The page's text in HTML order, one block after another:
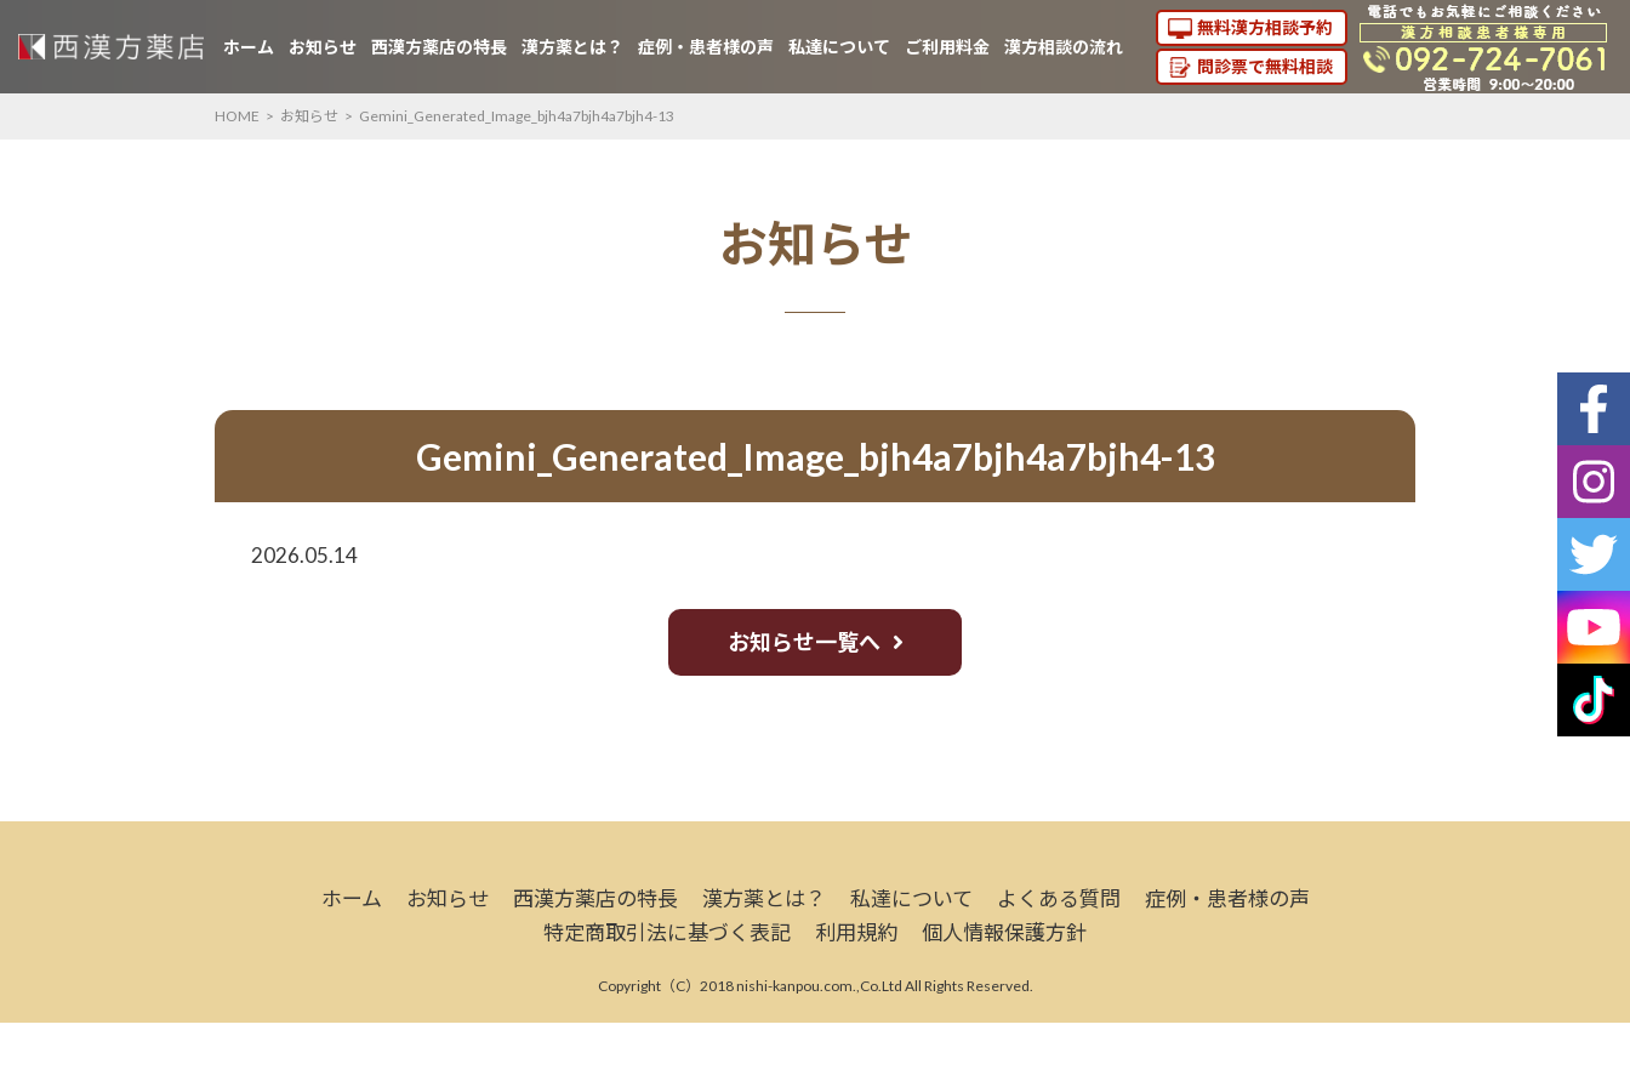
ホーム お知らせ 西漢方薬店の特長 漢方薬とは？ 症例・患者様の声 私達について ご利用料金 漢方相談の流れ
無料漢方相談予約
問診票で無料相談
HOME > お知らせ > Gemini_Generated_Image_bjh4a7bjh4a7bjh4-13
お知らせ
Gemini_Generated_Image_bjh4a7bjh4a7bjh4-13
2026.05.14
お知らせ一覧へ
ホーム お知らせ 西漢方薬店の特長 漢方薬とは？ 私達について よくある質問
症例・患者様の声
特定商取引法に基づく表記
利用規約 個人情報保護方針
Copyright（C）2018 nishi-kanpou.com.,Co.Ltd All Rights Reserved.